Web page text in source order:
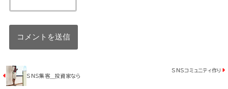
SNS集客＿投資家なら
SNSコミュニティ作り